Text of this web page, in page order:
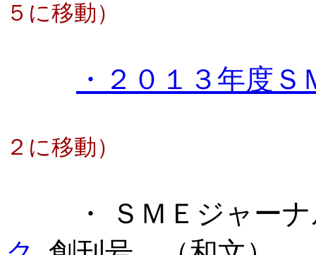
５に移動）
・２０１３年度
２に移動）
・ ＳＭＥジャー